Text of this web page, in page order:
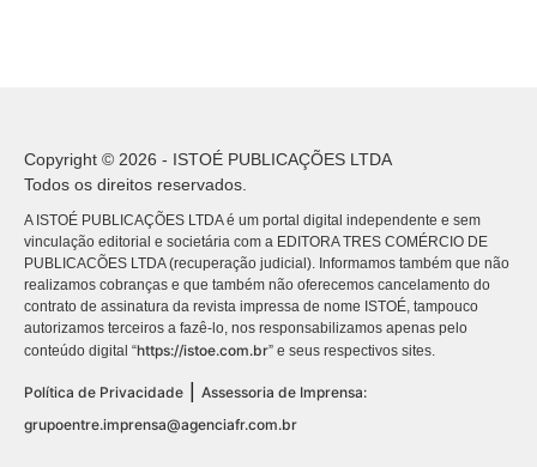
Copyright © 2026 - ISTOÉ PUBLICAÇÕES LTDA
Todos os direitos reservados.
A ISTOÉ PUBLICAÇÕES LTDA é um portal digital independente e sem
vinculação editorial e societária com a EDITORA TRES COMÉRCIO DE
PUBLICACÕES LTDA (recuperação judicial). Informamos também que não
realizamos cobranças e que também não oferecemos cancelamento do
contrato de assinatura da revista impressa de nome ISTOÉ, tampouco
autorizamos terceiros a fazê-lo, nos responsabilizamos apenas pelo
conteúdo digital “https://istoe.com.br” e seus respectivos sites.
Política de Privacidade
Assessoria de Imprensa:
grupoentre.imprensa@agenciafr.com.br